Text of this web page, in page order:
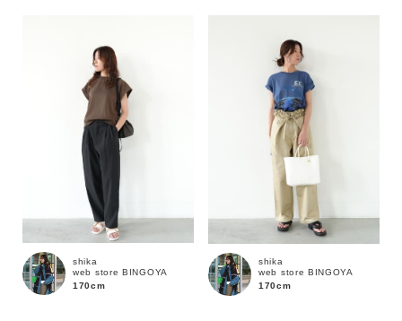
shika
web store BINGOYA
170cm
shika
web store BINGOYA
170cm